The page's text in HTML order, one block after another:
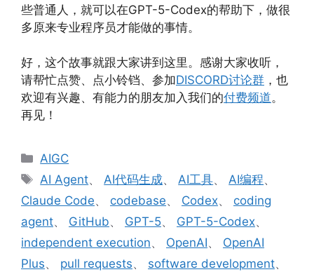
些普通人，就可以在GPT-5-Codex的帮助下，做很
多原来专业程序员才能做的事情。
好，这个故事就跟大家讲到这里。感谢大家收听，
请帮忙点赞、点小铃铛、参加DISCORD讨论群 ，也
欢迎有兴趣、有能力的朋友加入我们的付费频道。
再见！
分
类
AIGC
标
签
AI Agent、AI代码生成、AI工具、AI编程、
Claude Code、 codebase、 Codex、 coding
agent、 GitHub、 GPT-5、 GPT-5-Codex、
independent execution、 OpenAI、 OpenAI
Plus、 pull requests、 software development、